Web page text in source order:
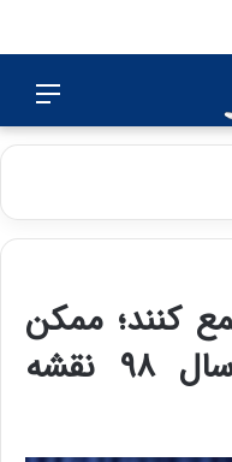
کنند؛ ممکن
است دشمن برای سال ۹۸ نقشه